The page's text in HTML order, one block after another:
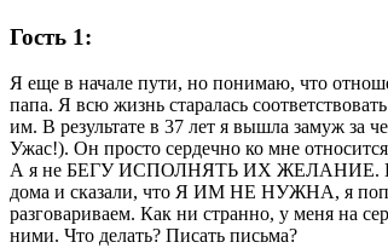
Гость 1:
Я еще в начале пути, но понимаю, что
папа. Я всю жизнь старалась
им. В результате в 37 лет я вышла замуж
Ужас!). Он просто сердечно ко мне
А я не БЕГУ ИСПОЛНЯТЬ ИХ ЖЕЛАНИЕ. В
дома и сказали, что Я ИМ НЕ НУЖНА, я
разговариваем. Как ни странно, у меня на
ними. Что делать? Писать письма?